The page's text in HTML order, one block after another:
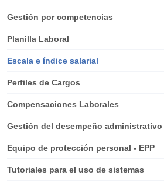
Gestión por competencias
Planilla Laboral
Escala e índice salarial
Perfiles de Cargos
Compensaciones Laborales
Gestión del desempeño administrativo
Equipo de protección personal - EPP
Tutoriales para el uso de sistemas